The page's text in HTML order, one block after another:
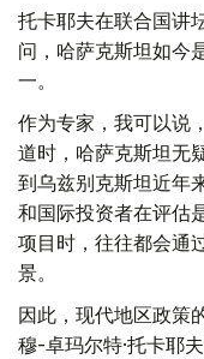
托卡耶夫在联合国讲
问，哈萨克斯坦如今
一。
作为专家，我可以说
道时，哈萨克斯坦无
到乌兹别克斯坦近年
和国际投资者在评估
项目时，往往都会通
景。
因此，现代地区政策
穆-卓玛尔特·托卡耶